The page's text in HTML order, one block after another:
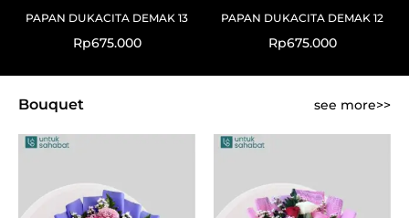
PAPAN DUKACITA DEMAK 13
Rp675.000
PAPAN DUKACITA DEMAK 12
Rp675.000
Bouquet see more>>